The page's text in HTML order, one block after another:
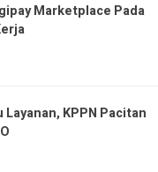
Marketplace Pada
KPPN Pacitan